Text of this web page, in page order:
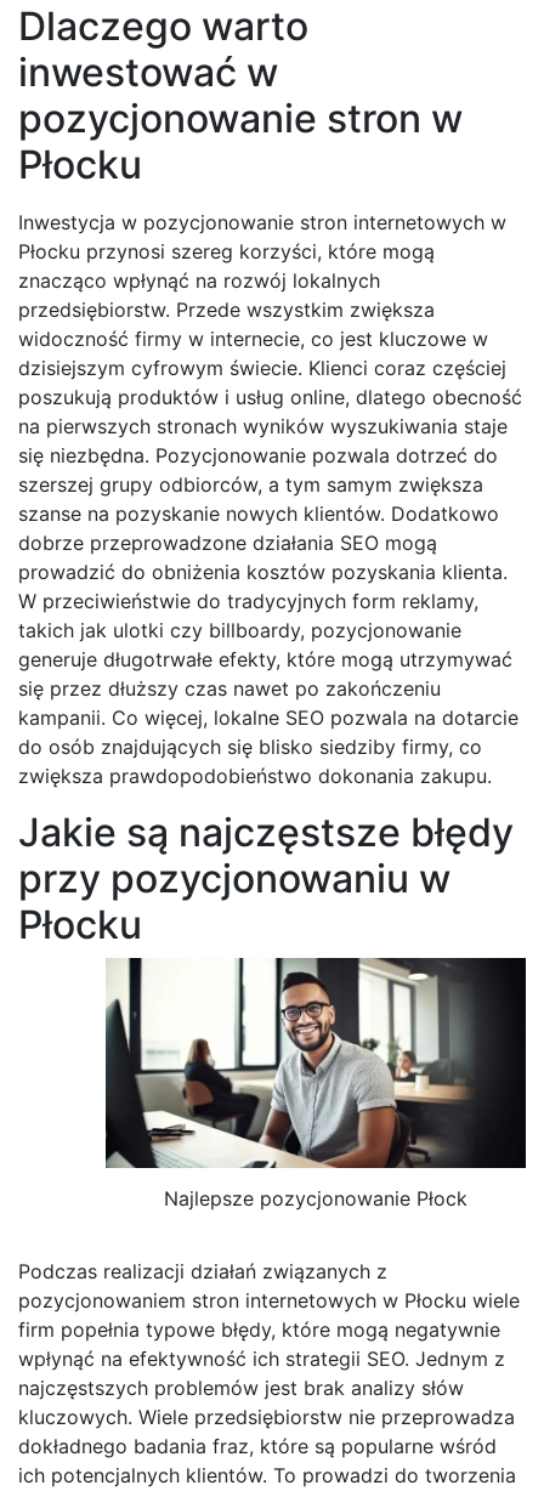
Dlaczego warto
inwestować w
pozycjonowanie stron w
Płocku
Inwestycja w pozycjonowanie stron internetowych w
Płocku przynosi szereg korzyści, które mogą
znacząco wpłynąć na rozwój lokalnych
przedsiębiorstw. Przede wszystkim zwiększa
widoczność firmy w internecie, co jest kluczowe w
dzisiejszym cyfrowym świecie. Klienci coraz częściej
poszukują produktów i usług online, dlatego obecność
na pierwszych stronach wyników wyszukiwania staje
się niezbędna. Pozycjonowanie pozwala dotrzeć do
szerszej grupy odbiorców, a tym samym zwiększa
szanse na pozyskanie nowych klientów. Dodatkowo
dobrze przeprowadzone działania SEO mogą
prowadzić do obniżenia kosztów pozyskania klienta.
W przeciwieństwie do tradycyjnych form reklamy,
takich jak ulotki czy billboardy, pozycjonowanie
generuje długotrwałe efekty, które mogą utrzymywać
się przez dłuższy czas nawet po zakończeniu
kampanii. Co więcej, lokalne SEO pozwala na dotarcie
do osób znajdujących się blisko siedziby firmy, co
zwiększa prawdopodobieństwo dokonania zakupu.
Jakie są najczęstsze błędy
przy pozycjonowaniu w
Płocku
Najlepsze pozycjonowanie Płock
Podczas realizacji działań związanych z
pozycjonowaniem stron internetowych w Płocku wiele
firm popełnia typowe błędy, które mogą negatywnie
wpłynąć na efektywność ich strategii SEO. Jednym z
najczęstszych problemów jest brak analizy słów
kluczowych. Wiele przedsiębiorstw nie przeprowadza
dokładnego badania fraz, które są popularne wśród
ich potencjalnych klientów. To prowadzi do tworzenia